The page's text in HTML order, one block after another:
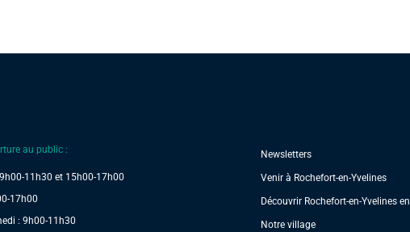
au public :
11h30 et 15h00-17h00
17h00
: 9h00-11h30
Newsletters
Venir à Rochefort-en-Yvelines
Découvrir Rochefort-en-Yvelines
Notre village